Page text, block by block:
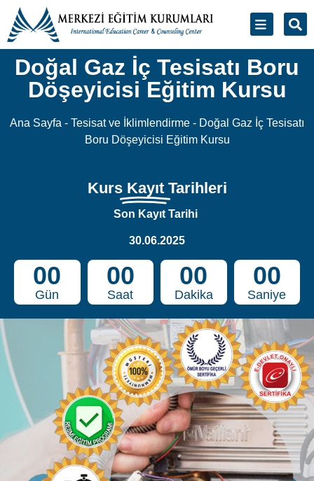
Doğal Gaz İç Tesisatı Boru
Döşeyicisi Eğitim Kursu
Ana Sayfa - Tesisat ve İklimlendirme - Doğal Gaz İç Tesisatı
Boru Döşeyicisi Eğitim Kursu
Kurs Kayıt Tarihleri
Son Kayıt Tarihi
30.06.2025
00
Gün
00
Saat
00
Dakika
00
Saniye